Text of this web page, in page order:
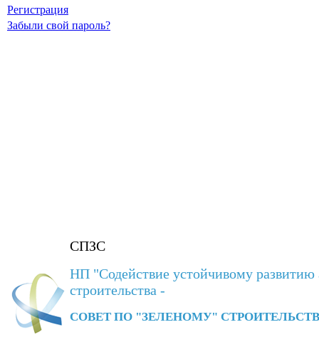
Регистрация
Забыли свой пароль?
СПЗС
НП "Содействие устойчивому развитию
строительства -
СОВЕТ ПО "ЗЕЛЕНОМУ"